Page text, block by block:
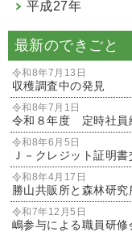
平成27年
最新のできごと
令和8年7月13日
収穫調査中の発見
令和8年7月1日
令和８年度 定時社員
令和8年6月5日
Ｊ－クレジット証明
令和8年4月17日
勝山共販所と森林研
令和7年12月5日
嶋参与による職員研修